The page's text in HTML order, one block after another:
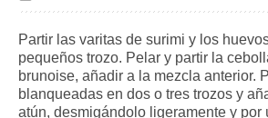
Partir las varitas de surimi y los
pequeños trozo. Pelar y partir la
brunoise, añadir a la mezcla anterior.
blanqueadas en dos o tres trozos y
atún, desmigándolo ligeramente y por